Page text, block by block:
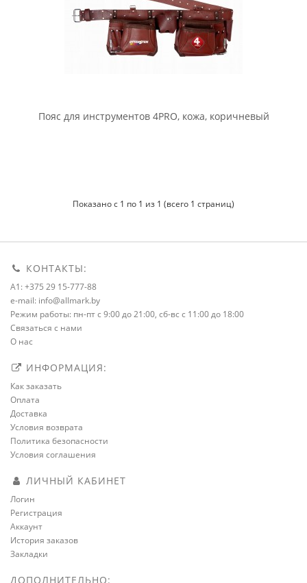
Пояс для инструментов 4PRO, кожа, коричневый
Показано с 1 по 1 из 1 (всего 1 страниц)
КОНТАКТЫ:
A1: +375 29 15-777-88
e-mail: info@allmark.by
Режим работы: пн-пт с 9:00 до 21:00, сб-вс с 11:00 до 18:00
Связаться с нами
О нас
ИНФОРМАЦИЯ:
Как заказать
Оплата
Доставка
Условия возврата
Политика безопасности
Условия соглашения
ЛИЧНЫЙ КАБИНЕТ
Логин
Регистрация
Аккаунт
История заказов
Закладки
ДОПОЛНИТЕЛЬНО: